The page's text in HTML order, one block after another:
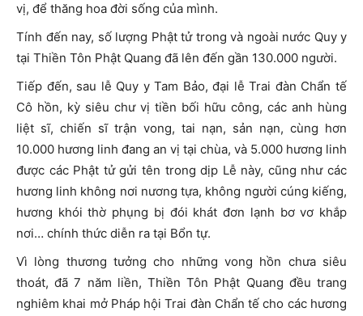
vị, để thăng hoa đời sống của mình.
Tính đến nay, số lượng Phật tử trong và ngoài nước Quy y
tại Thiền Tôn Phật Quang đã lên đến gần 130.000 người.
Tiếp đến, sau lễ Quy y Tam Bảo, đại lễ Trai đàn Chẩn tế
Cô hồn, kỳ siêu chư vị tiền bối hữu công, các anh hùng
liệt sĩ, chiến sĩ trận vong, tai nạn, sản nạn, cùng hơn
10.000 hương linh đang an vị tại chùa, và 5.000 hương linh
được các Phật tử gửi tên trong dịp Lễ này, cũng như các
hương linh không nơi nương tựa, không người cúng kiếng,
hương khói thờ phụng bị đói khát đơn lạnh bơ vơ khắp
nơi… chính thức diễn ra tại Bổn tự.
Vì lòng thương tưởng cho những vong hồn chưa siêu
thoát, đã 7 năm liền, Thiền Tôn Phật Quang đều trang
nghiêm khai mở Pháp hội Trai đàn Chẩn tế cho các hương